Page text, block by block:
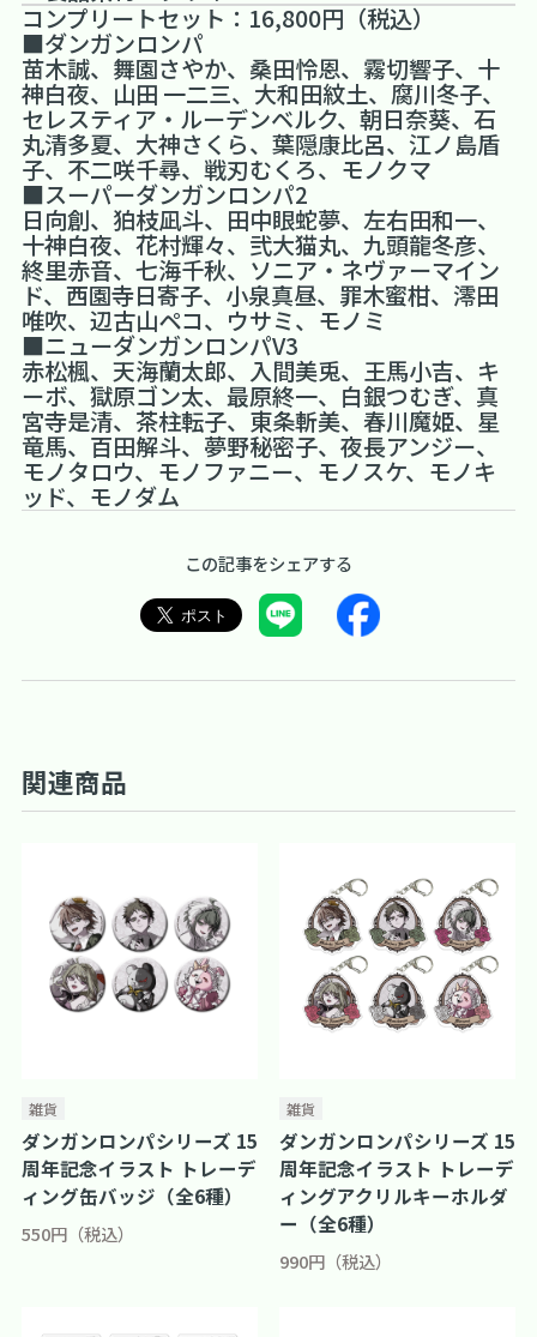
コンプリートセット：16,800円（税込）
■ダンガンロンパ
苗木誠、舞園さやか、桑田怜恩、霧切響子、十
神白夜、山田 一二三、大和田紋土、腐川冬子、
セレスティア・ルーデンベルク、朝日奈葵、石
丸清多夏、大神さくら、葉隠康比呂、江ノ島盾
子、不二咲千尋、戦刃むくろ、モノクマ
■スーパーダンガンロンパ2
日向創、狛枝凪斗、田中眼蛇夢、左右田和一、
十神白夜、花村輝々、弐大猫丸、九頭龍冬彦、
終里赤音、七海千秋、ソニア・ネヴァーマイン
ド、西園寺日寄子、小泉真昼、罪木蜜柑、澪田
唯吹、辺古山ペコ、ウサミ、モノミ
■ニューダンガンロンパV3
赤松楓、天海蘭太郎、入間美兎、王馬小吉、キ
ーボ、獄原ゴン太、最原終一、白銀つむぎ、真
宮寺是清、茶柱転子、東条斬美、春川魔姫、星
竜馬、百田解斗、夢野秘密子、夜長アンジー、
モノタロウ、モノファニー、モノスケ、モノキ
ッド、モノダム
この記事をシェアする
関連商品
雑貨
ダンガンロンパシリーズ 15
周年記念イラスト トレーデ
ィング缶バッジ（全6種）
550円（税込）
雑貨
ダンガンロンパシリーズ 15
周年記念イラスト トレーデ
ィングアクリルキーホルダ
ー（全6種）
990円（税込）